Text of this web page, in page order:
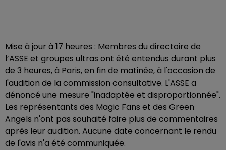
Mise à jour à 17 heures : Membres du directoire de
l’ASSE et groupes ultras ont été entendus durant plus
de 3 heures, à Paris, en fin de matinée, à l'occasion de
l'audition de la commission consultative. L'ASSE a
dénoncé une mesure "inadaptée et disproportionnée".
Les représentants des Magic Fans et des Green
Angels n'ont pas souhaité faire plus de commentaires
après leur audition. Aucune date concernant le rendu
de l'avis n'a été communiquée.